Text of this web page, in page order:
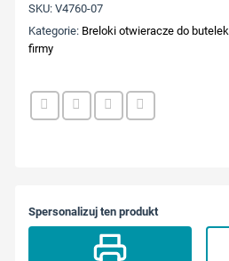
SKU:V4760-07
Kategorie: Breloki otwieracze do butelek
firmy
Spersonalizuj ten produkt